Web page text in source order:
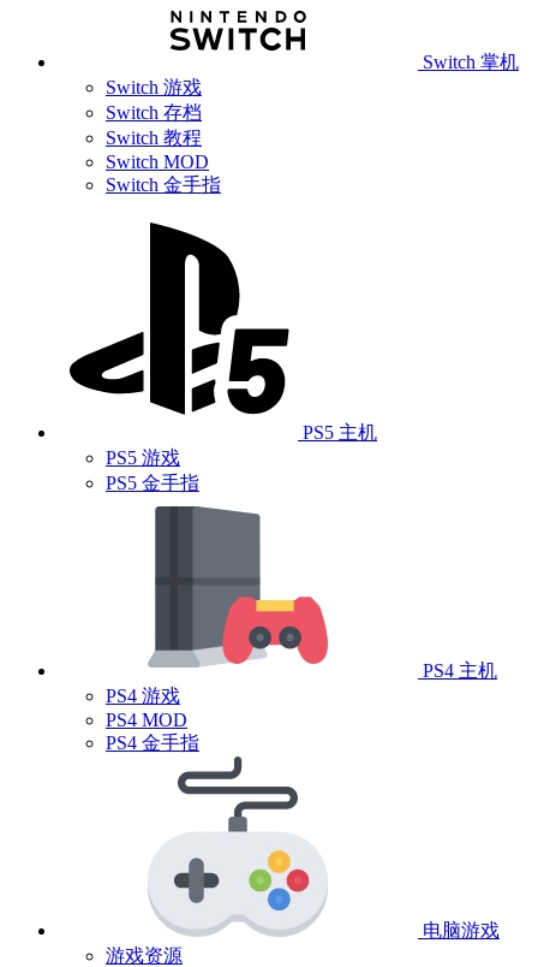
Switch 掌机
Switch 游戏
Switch 存档
Switch 教程
Switch MOD
Switch 金手指
PS5 主机
PS5 游戏
PS5 金手指
PS4 主机
PS4 游戏
PS4 MOD
PS4 金手指
电脑游戏
游戏资源